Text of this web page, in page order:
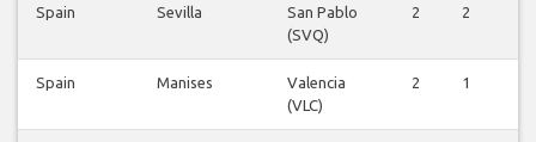
Spain Sevilla
San Pablo
(SVQ)
2 2
Spain Manises
Valencia
(VLC)
2 1